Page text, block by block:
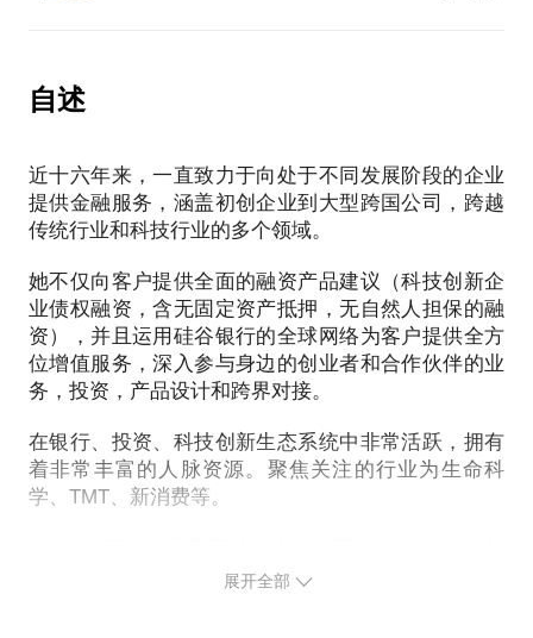
发展的阶段呢？
也许你不想影响自己的家庭生活，不愿意将自己的不
以提供一些建议了。
也许你的投资方已经投资了你的项目，而目前项目处
于亏损阶段，我可以帮助你找到第三方给你提供过渡
期支持；
也许你的企业在快速发展阶段，贷款数额很大，对外
界环境很敏感，稍有不慎就会影响到资金流通，我可
以给你更多的保障；
给你最好的股权债权分配方案，让你事业和「自我」
自述
近十六年来，一直致力于向处于不同发展阶段的企业
提供金融服务，涵盖初创企业到大型跨国公司，跨越
传统行业和科技行业的多个领域。
她不仅向客户提供全面的融资产品建议（科技创新企
业债权融资，含无固定资产抵押，无自然人担保的融
资），并且运用硅谷银行的全球网络为客户提供全方
位增值服务，深入参与身边的创业者和合作伙伴的业
务，投资，产品设计和跨界对接。
在银行、投资、科技创新生态系统中非常活跃，拥有
着非常丰富的人脉资源。聚焦关注的行业为生命科
学、TMT、新消费等。
中国的合资银行（浦发硅谷银行）的成立做准备，主
展开全部